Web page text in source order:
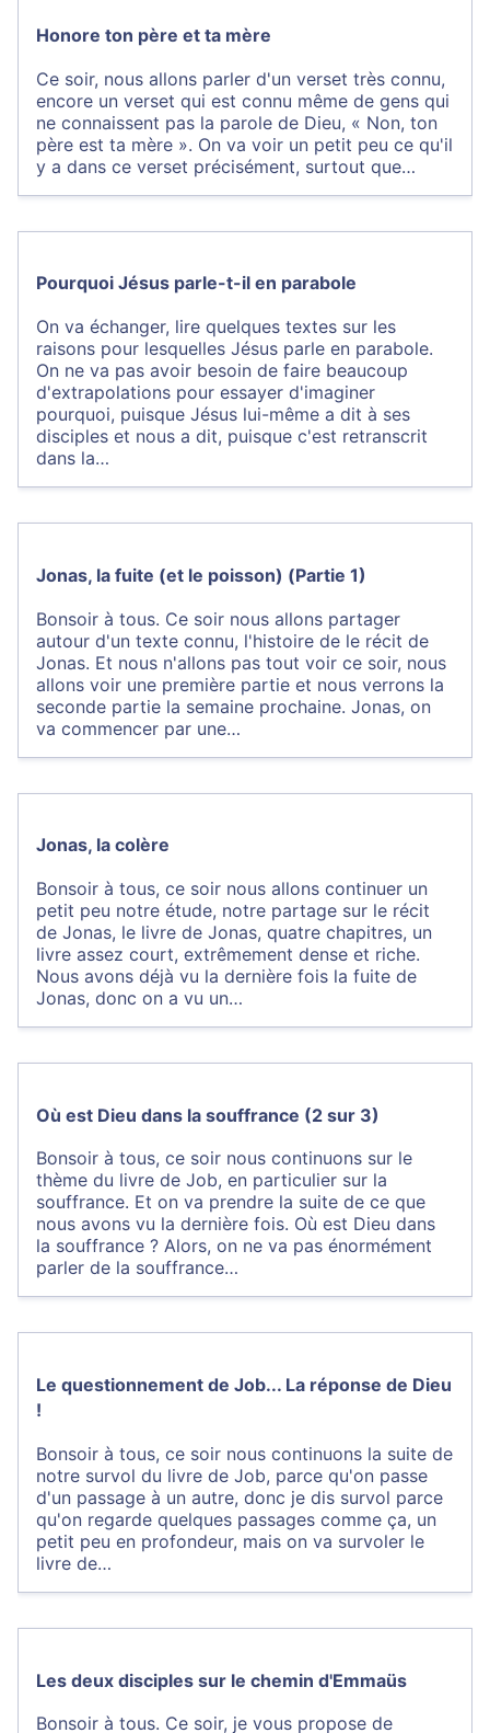
Honore ton père et ta mère
Ce soir, nous allons parler d'un verset très connu,
encore un verset qui est connu même de gens qui
ne connaissent pas la parole de Dieu, « Non, ton
père est ta mère ». On va voir un petit peu ce qu'il
y a dans ce verset précisément, surtout que…
Pourquoi Jésus parle-t-il en parabole
On va échanger, lire quelques textes sur les
raisons pour lesquelles Jésus parle en parabole.
On ne va pas avoir besoin de faire beaucoup
d'extrapolations pour essayer d'imaginer
pourquoi, puisque Jésus lui-même a dit à ses
disciples et nous a dit, puisque c'est retranscrit
dans la…
Jonas, la fuite (et le poisson) (Partie 1)
Bonsoir à tous. Ce soir nous allons partager
autour d'un texte connu, l'histoire de le récit de
Jonas. Et nous n'allons pas tout voir ce soir, nous
allons voir une première partie et nous verrons la
seconde partie la semaine prochaine. Jonas, on
va commencer par une…
Jonas, la colère
Bonsoir à tous, ce soir nous allons continuer un
petit peu notre étude, notre partage sur le récit
de Jonas, le livre de Jonas, quatre chapitres, un
livre assez court, extrêmement dense et riche.
Nous avons déjà vu la dernière fois la fuite de
Jonas, donc on a vu un…
Où est Dieu dans la souffrance (2 sur 3)
Bonsoir à tous, ce soir nous continuons sur le
thème du livre de Job, en particulier sur la
souffrance. Et on va prendre la suite de ce que
nous avons vu la dernière fois. Où est Dieu dans
la souffrance ? Alors, on ne va pas énormément
parler de la souffrance…
Le questionnement de Job... La réponse de Dieu
!
Bonsoir à tous, ce soir nous continuons la suite de
notre survol du livre de Job, parce qu'on passe
d'un passage à un autre, donc je dis survol parce
qu'on regarde quelques passages comme ça, un
petit peu en profondeur, mais on va survoler le
livre de…
Les deux disciples sur le chemin d'Emmaüs
Bonsoir à tous. Ce soir, je vous propose de